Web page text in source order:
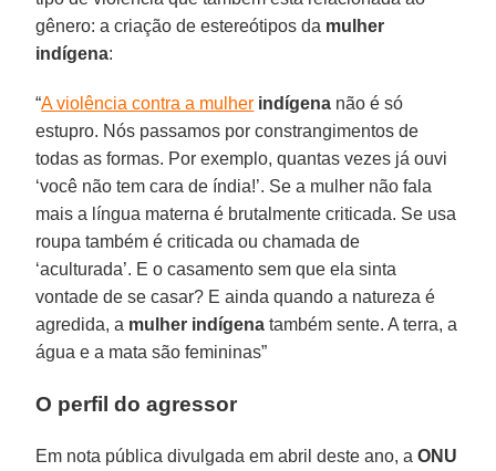
gênero: a criação de estereótipos da mulher
indígena:
“A violência contra a mulher indígena não é só
estupro. Nós passamos por constrangimentos de
todas as formas. Por exemplo, quantas vezes já ouvi
‘você não tem cara de índia!’. Se a mulher não fala
mais a língua materna é brutalmente criticada. Se usa
roupa também é criticada ou chamada de
‘aculturada’. E o casamento sem que ela sinta
vontade de se casar? E ainda quando a natureza é
agredida, a mulher indígena também sente. A terra, a
água e a mata são femininas”
O perfil do agressor
Em nota pública divulgada em abril deste ano, aONU